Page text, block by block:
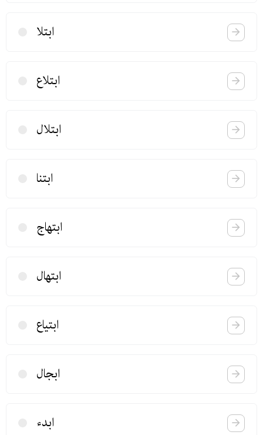
ابتلا
ابتلاع
ابتلال
ابتنا
ابتهاج
ابتهال
ابتیاع
ابجال
ابدء